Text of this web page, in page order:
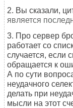
2. Вы сказали,
является
3. Про сервер
работает со
случается, если
обращается к
А по сути
неудачного
делать при
мысли на этот